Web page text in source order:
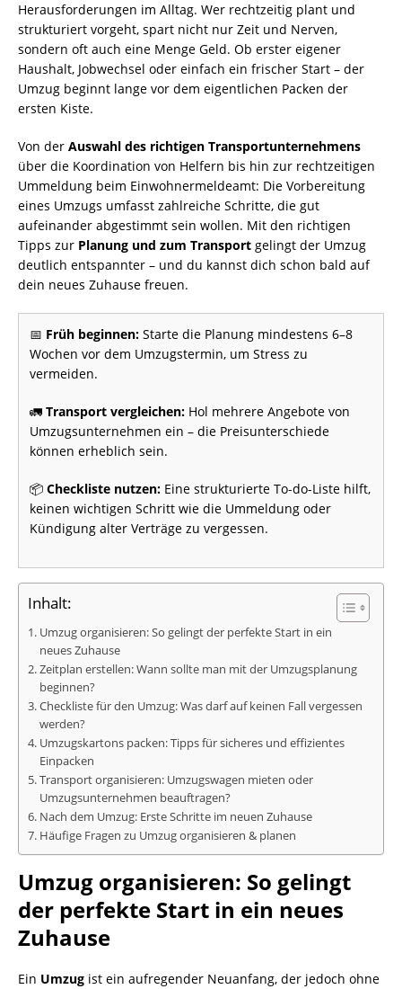
Herausforderungen im Alltag. Wer rechtzeitig plant und
strukturiert vorgeht, spart nicht nur Zeit und Nerven,
sondern oft auch eine Menge Geld. Ob erster eigener
Haushalt, Jobwechsel oder einfach ein frischer Start – der
Umzug beginnt lange vor dem eigentlichen Packen der
ersten Kiste.
Von der Auswahl des richtigen Transportunternehmens
über die Koordination von Helfern bis hin zur rechtzeitigen
Ummeldung beim Einwohnermeldeamt: Die Vorbereitung
eines Umzugs umfasst zahlreiche Schritte, die gut
aufeinander abgestimmt sein wollen. Mit den richtigen
Tipps zur Planung und zum Transport gelingt der Umzug
deutlich entspannter – und du kannst dich schon bald auf
dein neues Zuhause freuen.
📅 Früh beginnen: Starte die Planung mindestens 6–8
Wochen vor dem Umzugstermin, um Stress zu
vermeiden.
🚛 Transport vergleichen: Hol mehrere Angebote von
Umzugsunternehmen ein – die Preisunterschiede
können erheblich sein.
📦 Checkliste nutzen: Eine strukturierte To-do-Liste hilft,
keinen wichtigen Schritt wie die Ummeldung oder
Kündigung alter Verträge zu vergessen.
Inhalt:
Umzug organisieren: So gelingt der perfekte Start in ein
neues Zuhause
Zeitplan erstellen: Wann sollte man mit der Umzugsplanung
beginnen?
Checkliste für den Umzug: Was darf auf keinen Fall vergessen
werden?
Umzugskartons packen: Tipps für sicheres und effizientes
Einpacken
Transport organisieren: Umzugswagen mieten oder
Umzugsunternehmen beauftragen?
Nach dem Umzug: Erste Schritte im neuen Zuhause
Häufige Fragen zu Umzug organisieren & planen
Umzug organisieren: So gelingt
der perfekte Start in ein neues
Zuhause
Ein Umzug ist ein aufregender Neuanfang, der jedoch ohne